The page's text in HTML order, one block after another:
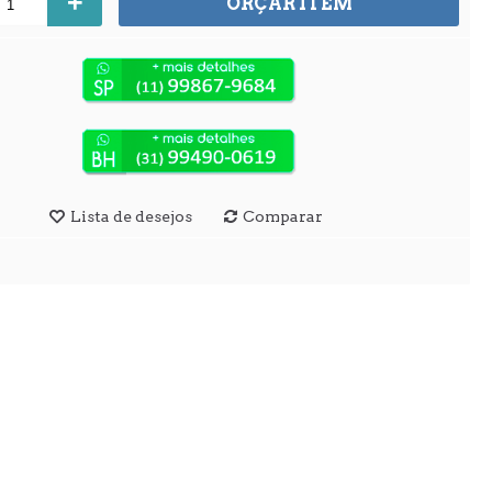
Lista de desejos Comparar